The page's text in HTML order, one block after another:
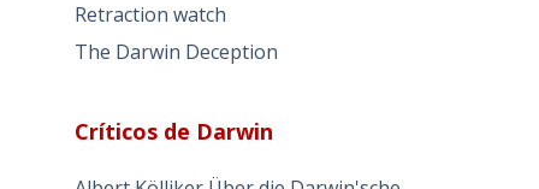
Retraction watch
The Darwin Deception
Críticos de Darwin